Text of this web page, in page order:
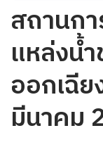
สถานก
แหล่งน้
ออกเฉี
มีนาคม